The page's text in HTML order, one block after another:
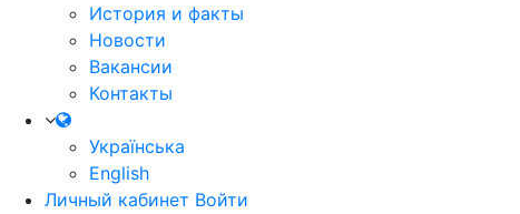
История и факты
Новости
Вакансии
Контакты
Українська
English
Личный кабинет Войти